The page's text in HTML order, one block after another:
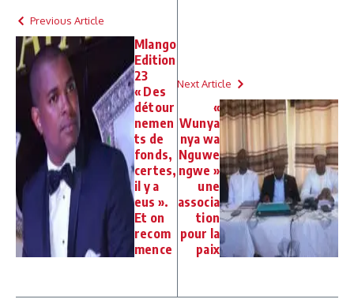
Previous Article
Mlango
Edition
23
« Des
détour
nemen
ts de
fonds,
certes,
il y a
eus ».
Et on
recom
mence
Next Article
«
Wunya
nya wa
Nguwe
ngwe »
une
associa
tion
pour la
paix